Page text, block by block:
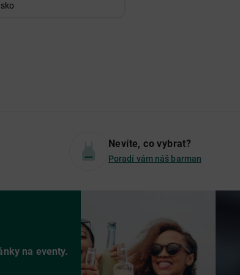
Nevíte, co vybrat?
Poradí vám náš barman
na eventy.